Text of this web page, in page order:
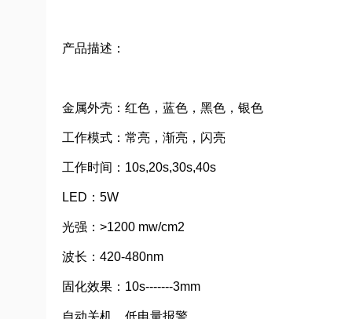
产品描述：
金属外壳：红色，蓝色，黑色，银色
工作模式：常亮，渐亮，闪亮
工作时间：10s,20s,30s,40s
LED：5W
光强：>1200 mw/cm2
波长：420-480nm
固化效果：10s-------3mm